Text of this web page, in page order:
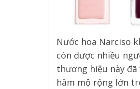
Nước hoa Narciso
còn được nhiều
thương hiệu này
hâm mộ rộng lớn